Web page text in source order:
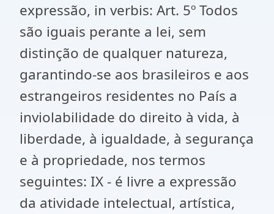
expressão, in verbis: Art. 5º Todos
são iguais perante a lei, sem
distinção de qualquer natureza,
garantindo-se aos brasileiros e aos
estrangeiros residentes no País a
inviolabilidade do direito à vida, à
liberdade, à igualdade, à segurança
e à propriedade, nos termos
seguintes: IX - é livre a expressão
da atividade intelectual, artística,